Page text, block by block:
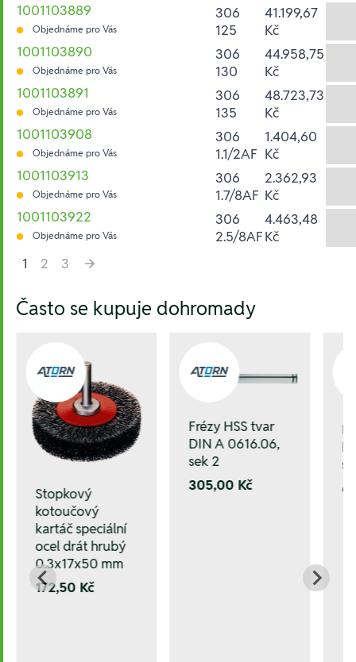
1001103889
Objednáme pro Vás
306
125
41.199,67
Kč
1001103890
Objednáme pro Vás
306
130
44.958,75
Kč
1001103891
Objednáme pro Vás
306
135
48.723,73
Kč
1001103908
Objednáme pro Vás
306
1.1/2AF
1.404,60
Kč
1001103913
Objednáme pro Vás
306
1.7/8AF
2.362,93
Kč
1001103922
Objednáme pro Vás
306
2.5/8AF
4.463,48
Kč
1
2
3
Často se kupuje dohromady
Stopkový
kotoučový
kartáč speciální
ocel drát hrubý
0.3x17x50 mm
172,50 Kč
Frézy HSS tvar
DIN A 0616.06,
sek 2
305,00 Kč